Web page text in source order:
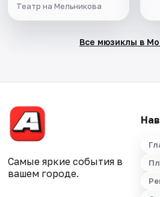
Театр на Мельникова
Все мюзиклы в
Самые яркие события в
вашем городе.